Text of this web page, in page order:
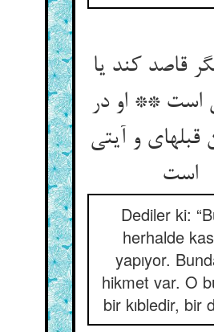
قاصد کند یا
است ** او در
قبله‏ای و آیتی
است‏
Dediler ki:
herhalde
yapıyor.
hikmet var. O
bir kıbledir, bir